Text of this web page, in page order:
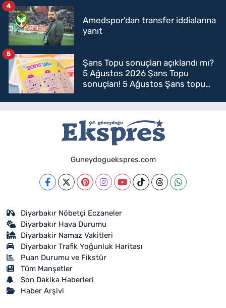
Amedspor’dan transfer iddialarına
yanıt
4
Şans Topu sonuçları açıklandı mı?
5 Ağustos 2026 Şans Topu
sonuçları! 5 Ağustos Şans topu
5
Guneydoguekspres.com
Diyarbakır Nöbetçi Eczaneler
Diyarbakır Hava Durumu
Diyarbakir Namaz Vakitleri
Diyarbakır Trafik Yoğunluk Haritası
Puan Durumu ve Fikstür
Tüm Manşetler
Son Dakika Haberleri
Haber Arşivi